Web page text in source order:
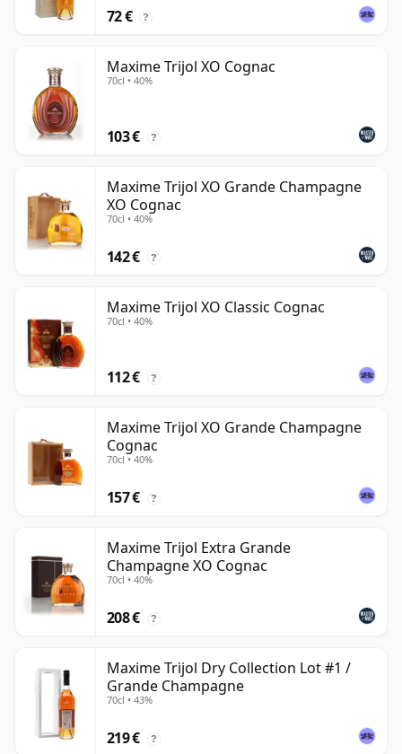
72 € ?
Maxime Trijol XO Cognac
70cl • 40%
103 € ?
Maxime Trijol XO Grande Champagne
XO Cognac
70cl • 40%
142 € ?
Maxime Trijol XO Classic Cognac
70cl • 40%
112 € ?
Maxime Trijol XO Grande Champagne
Cognac
70cl • 40%
157 € ?
Maxime Trijol Extra Grande
Champagne XO Cognac
70cl • 40%
208 € ?
Maxime Trijol Dry Collection Lot #1 /
Grande Champagne
70cl • 43%
219 € ?